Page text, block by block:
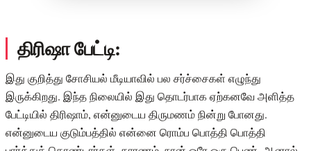
திரிஷா பேட்டி:
இது குறித்து சோசியல் மீடியாவில் பல சர்ச்சைகள் எழுந்து
இருக்கிறது. இந்த நிலையில் இது தொடர்பாக ஏற்கனவே அளித்த
பேட்டியில் திரிஷாம், என்னுடைய திருமணம் நின்று போனது.
என்னுடைய குடும்பத்தில் என்னை ரொம்ப பொத்தி பொத்தி